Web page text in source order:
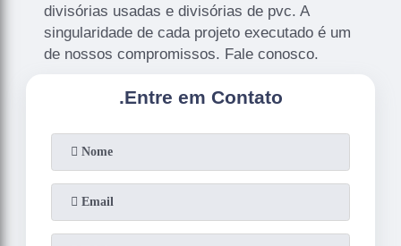
divisórias usadas e divisórias de pvc. A
singularidade de cada projeto executado é um
de nossos compromissos. Fale conosco.
.Entre em Contato